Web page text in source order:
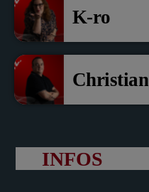
K-ro
Christian
INFOS